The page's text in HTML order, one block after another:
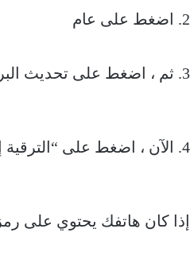
2. اضغط على عام
3. ثم ، اضغط على تحديث البرنامج
4. الآن ، اضغط على “الترقية إلى iOS 16”
إذا كان هاتفك يحتوي على